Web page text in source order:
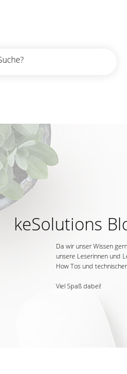
keSolutions
Da wir unser Wissen
unsere Leserinnen und
How Tos und
Viel Spaß dabei!